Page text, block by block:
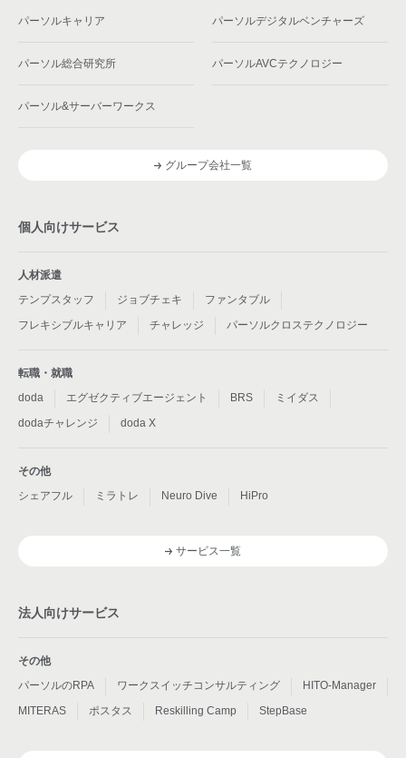
パーソルキャリア パーソルデジタルベンチャーズ
パーソル総合研究所 パーソルAVCテクノロジー
パーソル&サーバーワークス
グループ会社一覧
個人向けサービス
人材派遣
テンプスタッフ
ジョブチェキ
ファンタブル
フレキシブルキャリア
チャレッジ パーソルクロステクノロジー
転職・就職
doda
エグゼクティブエージェント BRS
ミイダス
dodaチャレンジ
doda X
その他
シェアフル
ミラトレ Neuro Dive HiPro
サービス一覧
法人向けサービス
その他
パーソルのRPA
ワークスイッチコンサルティング
HITO-Manager
MITERAS
ポスタス Reskilling Camp StepBase